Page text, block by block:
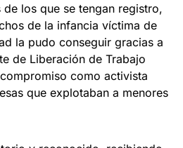
los que se tengan registro,
de la infancia víctima de
la pudo conseguir gracias a
de Liberación de Trabajo
como activista
que explotaban a menores